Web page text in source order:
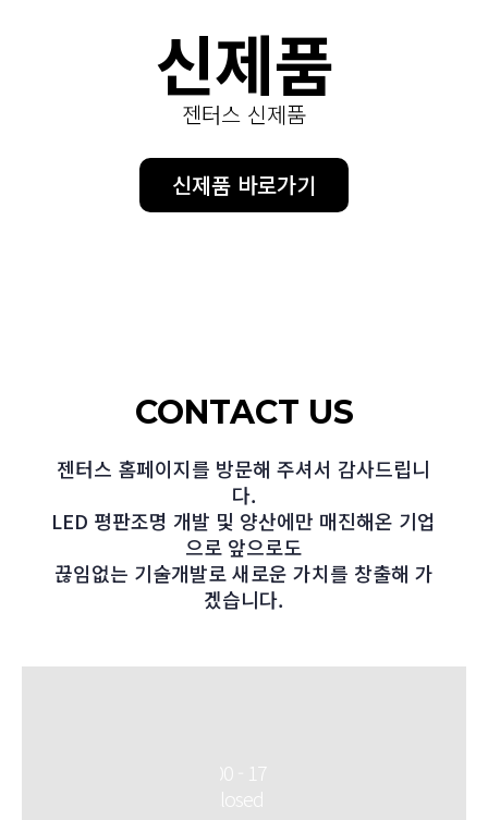
신제품
젠터스 신제품
신제품 바로가기
CONTACT US
젠터스 홈페이지를 방문해 주셔서 감사드립니
다.
LED 평판조명 개발 및 양산에만 매진해온 기업
으로 앞으로도
끊임없는 기술개발로 새로운 가치를 창출해 가
겠습니다.
Monday - Friday: 09:00 - 17:00
Saturday - Sunday: Closed